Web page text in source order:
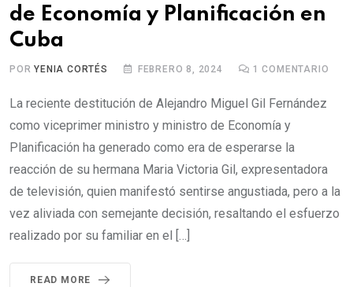
de Economía y Planificación en
Cuba
PORYENIA CORTÉS FEBRERO 8, 2024 1 COMENTARIO
La reciente destitución de Alejandro Miguel Gil Fernández
como viceprimer ministro y ministro de Economía y
Planificación ha generado como era de esperarse la
reacción de su hermana Maria Victoria Gil, expresentadora
de televisión, quien manifestó sentirse angustiada, pero a la
vez aliviada con semejante decisión, resaltando el esfuerzo
realizado por su familiar en el […]
READ MORE